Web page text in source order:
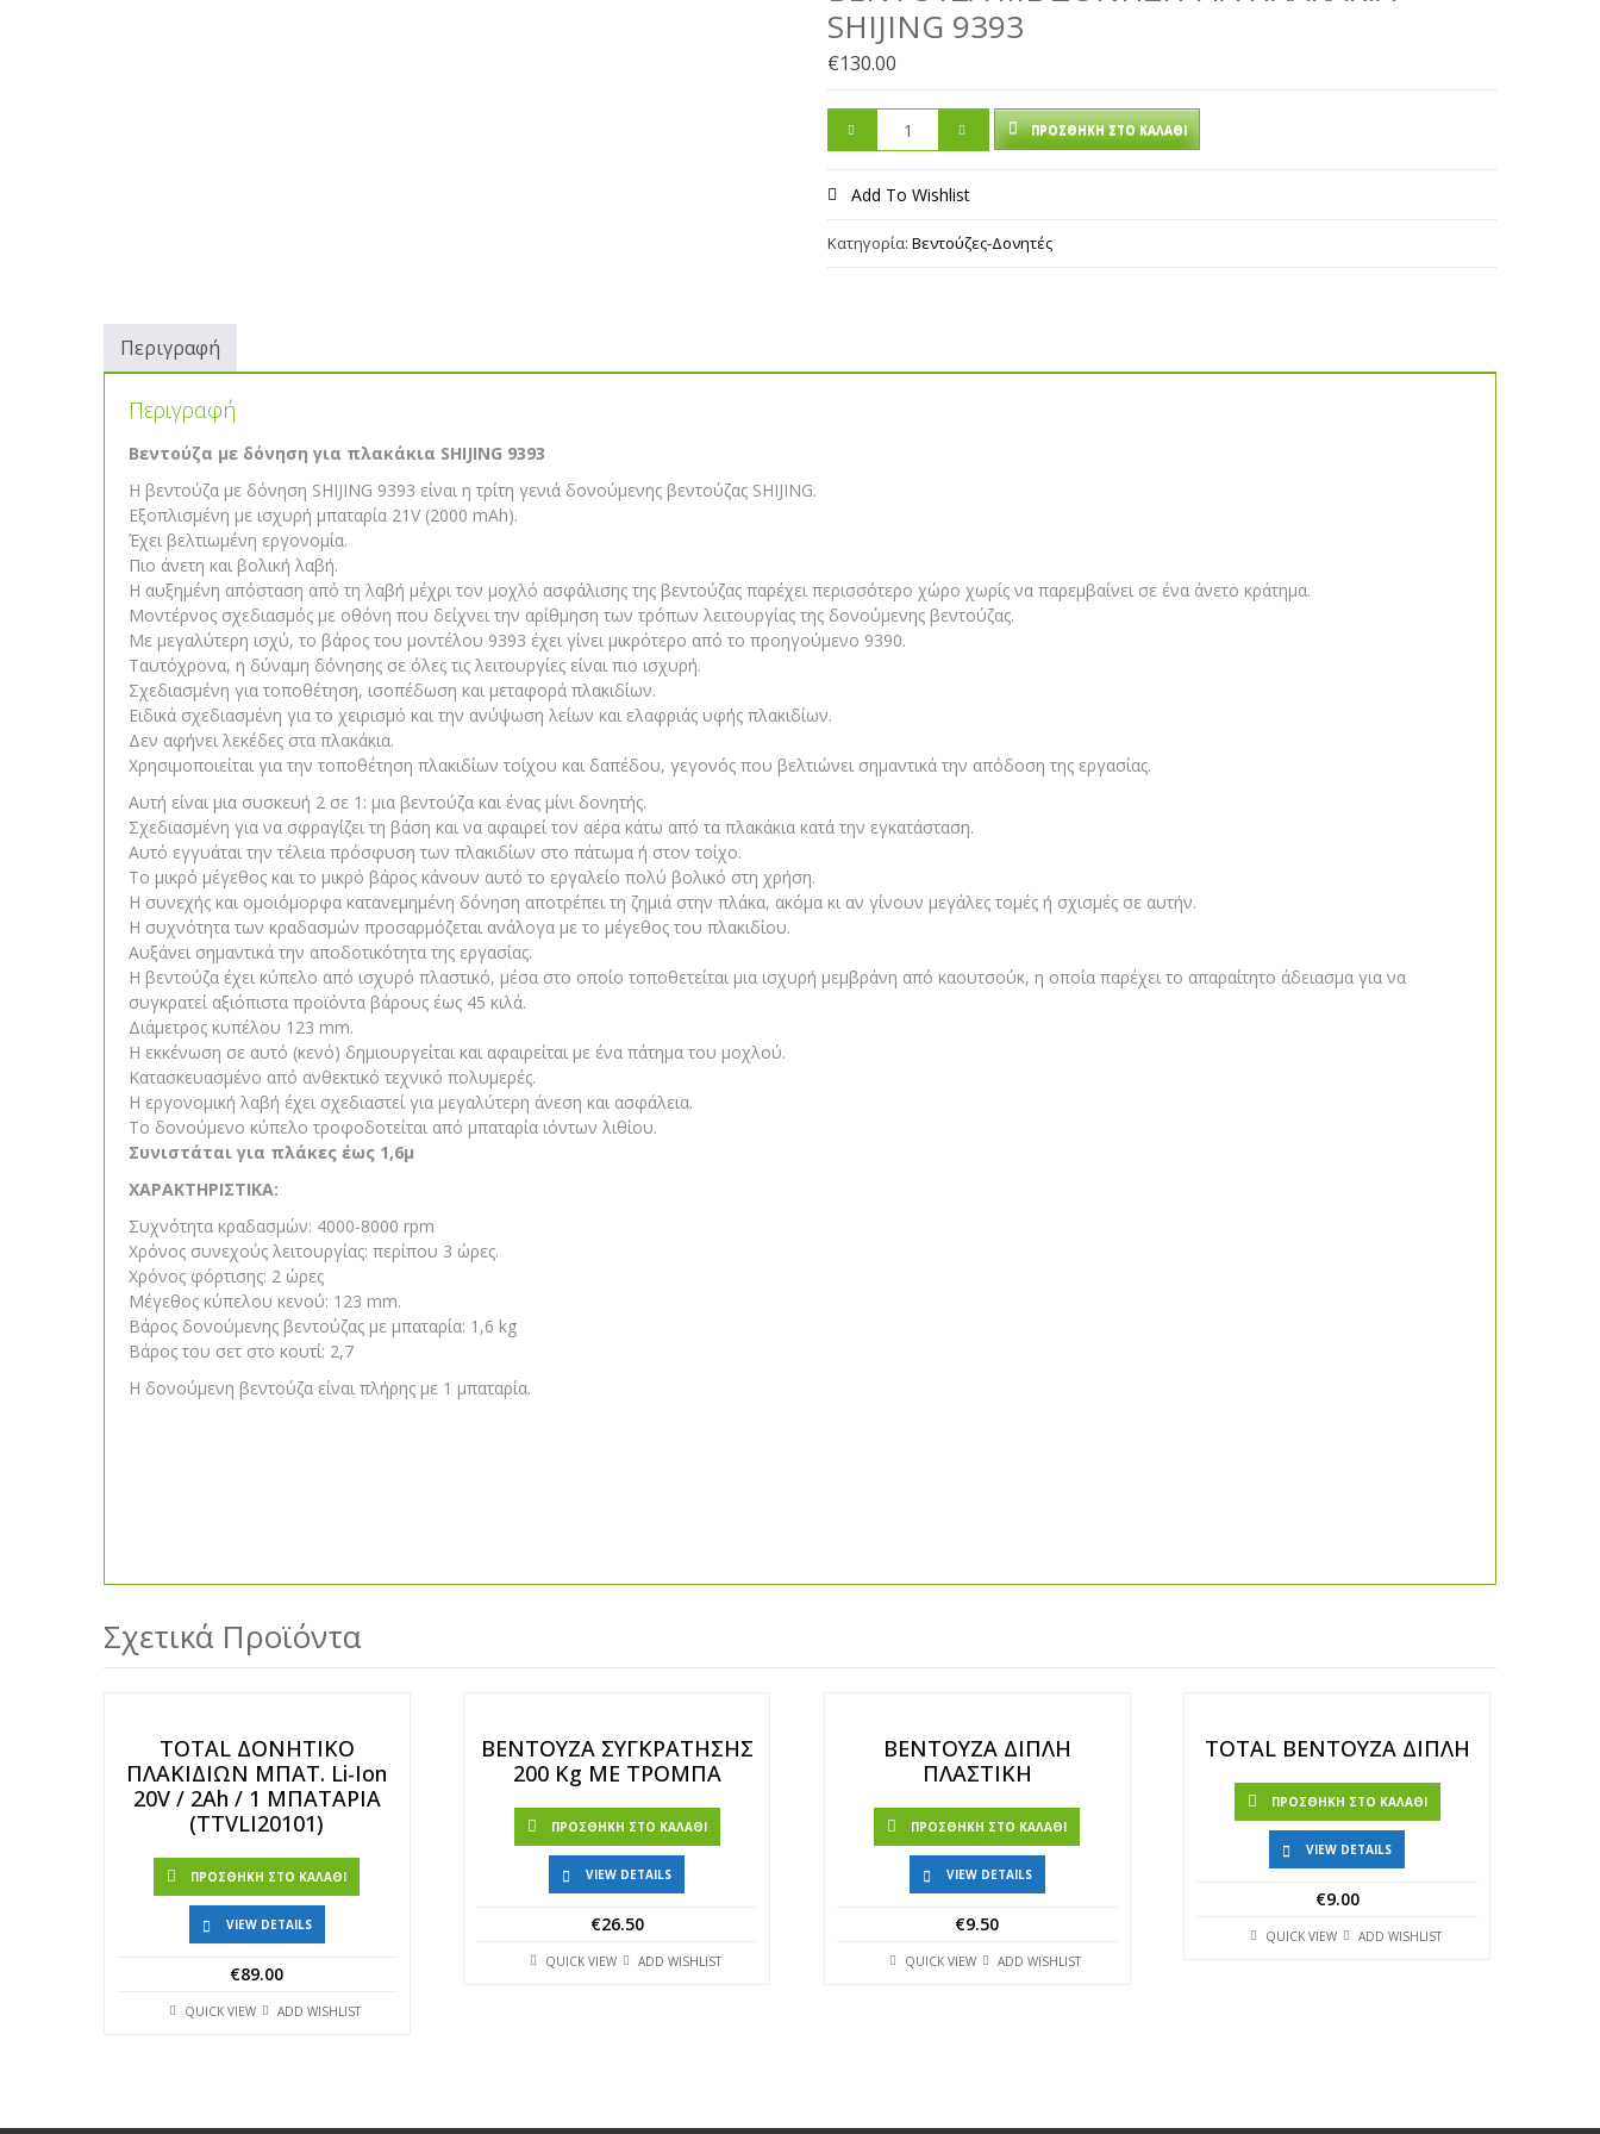
SHIJING 9393
€130.00
ΠΡΟΣΘΉΚΗ ΣΤΟ ΚΑΛΆΘΙ
Add To Wishlist
Κατηγορία:Βεντούζες-Δονητές
Περιγραφή
Περιγραφή
Βεντούζα με δόνηση για πλακάκια SHIJING 9393
Η βεντούζα με δόνηση SHIJING 9393 είναι η τρίτη γενιά δονούμενης βεντούζας SHIJING.
Εξοπλισμένη με ισχυρή μπαταρία 21V (2000 mAh).
Έχει βελτιωμένη εργονομία.
Πιο άνετη και βολική λαβή.
Η αυξημένη απόσταση από τη λαβή μέχρι τον μοχλό ασφάλισης της βεντούζας παρέχει περισσότερο χώρο χωρίς να παρεμβαίνει σε ένα άνετο κράτημα.
Μοντέρνος σχεδιασμός με οθόνη που δείχνει την αρίθμηση των τρόπων λειτουργίας της δονούμενης βεντούζας.
Με μεγαλύτερη ισχύ, το βάρος του μοντέλου 9393 έχει γίνει μικρότερο από το προηγούμενο 9390.
Ταυτόχρονα, η δύναμη δόνησης σε όλες τις λειτουργίες είναι πιο ισχυρή.
Σχεδιασμένη για τοποθέτηση, ισοπέδωση και μεταφορά πλακιδίων.
Ειδικά σχεδιασμένη για το χειρισμό και την ανύψωση λείων και ελαφριάς υφής πλακιδίων.
Δεν αφήνει λεκέδες στα πλακάκια.
Χρησιμοποιείται για την τοποθέτηση πλακιδίων τοίχου και δαπέδου, γεγονός που βελτιώνει σημαντικά την απόδοση της εργασίας.
Αυτή είναι μια συσκευή 2 σε 1: μια βεντούζα και ένας μίνι δονητής.
Σχεδιασμένη για να σφραγίζει τη βάση και να αφαιρεί τον αέρα κάτω από τα πλακάκια κατά την εγκατάσταση.
Αυτό εγγυάται την τέλεια πρόσφυση των πλακιδίων στο πάτωμα ή στον τοίχο.
Το μικρό μέγεθος και το μικρό βάρος κάνουν αυτό το εργαλείο πολύ βολικό στη χρήση.
Η συνεχής και ομοιόμορφα κατανεμημένη δόνηση αποτρέπει τη ζημιά στην πλάκα, ακόμα κι αν γίνουν μεγάλες τομές ή σχισμές σε αυτήν.
Η συχνότητα των κραδασμών προσαρμόζεται ανάλογα με το μέγεθος του πλακιδίου.
Αυξάνει σημαντικά την αποδοτικότητα της εργασίας.
Η βεντούζα έχει κύπελο από ισχυρό πλαστικό, μέσα στο οποίο τοποθετείται μια ισχυρή μεμβράνη από καουτσούκ, η οποία παρέχει το απαραίτητο άδειασμα για να
συγκρατεί αξιόπιστα προϊόντα βάρους έως 45 κιλά.
Διάμετρος κυπέλου 123 mm.
Η εκκένωση σε αυτό (κενό) δημιουργείται και αφαιρείται με ένα πάτημα του μοχλού.
Κατασκευασμένο από ανθεκτικό τεχνικό πολυμερές.
Η εργονομική λαβή έχει σχεδιαστεί για μεγαλύτερη άνεση και ασφάλεια.
Το δονούμενο κύπελο τροφοδοτείται από μπαταρία ιόντων λιθίου.
Συνιστάται για πλάκες έως 1,6μ
ΧΑΡΑΚΤΗΡΙΣΤΙΚΑ:
Συχνότητα κραδασμών: 4000-8000 rpm
Χρόνος συνεχούς λειτουργίας: περίπου 3 ώρες.
Χρόνος φόρτισης: 2 ώρες
Μέγεθος κύπελου κενού: 123 mm.
Βάρος δονούμενης βεντούζας με μπαταρία: 1,6 kg
Βάρος του σετ στο κουτί: 2,7
Η δονούμενη βεντούζα είναι πλήρης με 1 μπαταρία.
Σχετικά Προϊόντα
TOTAL ΔΟΝΗΤΙΚΟ
ΠΛΑΚΙΔΙΩΝ ΜΠΑΤ. Li-Ion
20V / 2Ah / 1 ΜΠΑΤΑΡΙΑ
(TTVLI20101)
ΠΡΟΣΘΉΚΗ ΣΤΟ ΚΑΛΆΘΙ
VIEW DETAILS
€89.00
QUICK VIEW ADD WISHLIST
ΒΕΝΤΟΥΖΑ ΣΥΓΚΡΑΤΗΣΗΣ
200 Kg ΜΕ ΤΡΟΜΠΑ
ΠΡΟΣΘΉΚΗ ΣΤΟ ΚΑΛΆΘΙ
VIEW DETAILS
€26.50
QUICK VIEW ADD WISHLIST
ΒΕΝΤΟΥΖΑ ΔΙΠΛΗ
ΠΛΑΣΤΙΚΗ
ΠΡΟΣΘΉΚΗ ΣΤΟ ΚΑΛΆΘΙ
VIEW DETAILS
€9.50
QUICK VIEW ADD WISHLIST
TOTAL ΒΕΝΤΟΥΖΑ ΔΙΠΛΗ
ΠΡΟΣΘΉΚΗ ΣΤΟ ΚΑΛΆΘΙ
VIEW DETAILS
€9.00
QUICK VIEW ADD WISHLIST